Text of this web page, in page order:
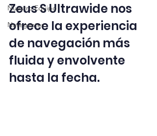
Nuestro Equipo
Navegantes
Zeus S Ultrawide nos
ofrece la experiencia
de navegación más
fluida y envolvente
hasta la fecha.